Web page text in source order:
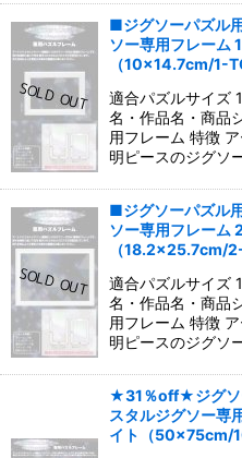
■ジグソーパズル
ソー専用フレーム
（10×14.7cm/1-
適合パズルサイズ
名・作品名・商品
用フレーム 特徴
明ピースのジグソ
■ジグソーパズル
ソー専用フレーム
（18.2×25.7cm/
適合パズルサイズ
名・作品名・商品
用フレーム 特徴
明ピースのジグソ
★31％off★ジグソ
スタルジグソー専
イト（50×75cm/